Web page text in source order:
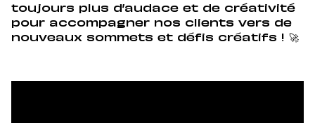
toujours plus d’audace et de créativité
pour accompagner nos clients vers de
nouveaux sommets et défis créatifs ! 🚀